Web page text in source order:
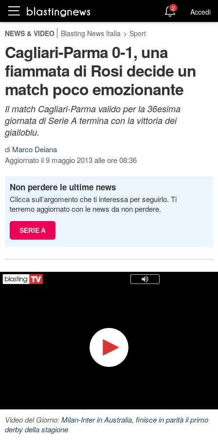
2 Accedi
NEWS & VIDEO Blasting News Italia > Sport
Cagliari-Parma 0-1, una
fiammata di Rosi decide un
match poco emozionante
Il match Cagliari-Parma valido per la 36esima
giornata di Serie A termina con la vittoria dei
gialloblu.
di Marco Deiana
Aggiornato il 9 maggio 2013 alle ore 08:36
Non perdere le ultime news
Clicca sull’argomento che ti interessa per seguirlo. Ti
terremo aggiornato con le news da non perdere.
SERIE A
Video del Giorno:Milan-Inter in Australia, finisce in parità il primo
derby della stagione